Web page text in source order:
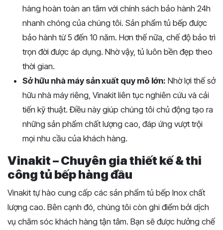
hàng hoàn toàn an tâm với chính sách bảo hành 24h
nhanh chóng của chúng tôi. Sản phẩm tủ bếp được
bảo hành từ 5 đến 10 năm. Hơn thế nữa, chế độ bảo trì
trọn đời được áp dụng. Nhờ vậy, tủ luôn bền đẹp theo
thời gian.
Sở hữu nhà máy sản xuất quy mô lớn: Nhờ lợi thế sở
hữu nhà máy riêng, Vinakit liên tục nghiên cứu và cải
tiến kỹ thuật. Điều này giúp chúng tôi chủ động tạo ra
những sản phẩm chất lượng cao, đáp ứng vượt trội
mọi nhu cầu của khách hàng.
Vinakit – Chuyên gia thiết kế & thi
công tủ bếp hàng đầu
Vinakit tự hào cung cấp các sản phẩm tủ bếp Inox chất
lượng cao. Bên cạnh đó, chúng tôi còn ghi điểm bởi dịch
vụ chăm sóc khách hàng tận tâm. Bạn sẽ được hưởng chế